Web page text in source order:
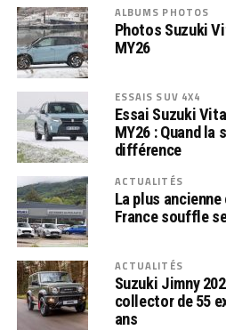
ALBUMS PHOTOS
Photos Suzuki
MY26
ESSAIS SUV 4X4
Essai Suzuki
MY26 : Quand
différence
ACTUALITÉS
La plus
France souffle
ACTUALITÉS
Suzuki Jimny
collector de 55
ans